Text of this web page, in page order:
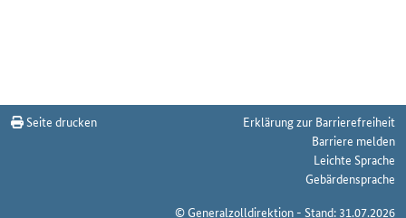
Seite drucken
Erklärung zur Barrierefreiheit
Barriere melden
Leichte Sprache
Gebärdensprache
© Generalzolldirektion - Stand: 31.07.2026